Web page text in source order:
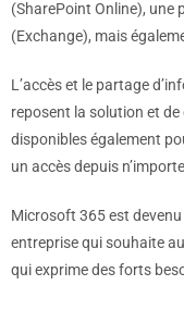
(SharePoint Online), une
(Exchange), mais
L’accès et le partage
reposent la solution et de
disponibles également
un accès depuis
Microsoft 365 est
entreprise qui souhaite
qui exprime des forts